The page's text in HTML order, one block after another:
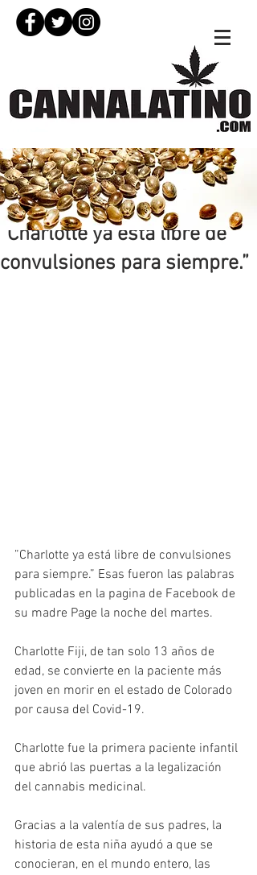
”Charlotte ya está libre de
convulsiones para siempre.”
11 abr 2020
”Charlotte ya está libre de convulsiones
para siempre.” Esas fueron las palabras
publicadas en la pagina de Facebook de
su madre Page la noche del martes.
Charlotte Fiji, de tan solo 13 años de
edad, se convierte en la paciente más
joven en morir en el estado de Colorado
por causa del Covid-19.
Charlotte fue la primera paciente infantil
que abrió las puertas a la legalización
del cannabis medicinal.
Gracias a la valentía de sus padres, la
historia de esta niña ayudó a que se
conocieran, en el mundo entero, las